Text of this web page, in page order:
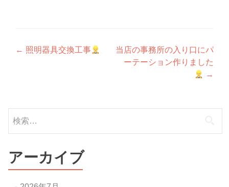
投
ビ
ゲ
シ
← 照明器具交換工事
当店の事務所の入り口にパ
ーテーション作りました
→
索:
アーカイブ